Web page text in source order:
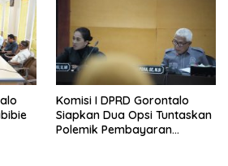
Komisi I DPRD Gorontalo
Siapkan Dua Opsi Tuntaskan
Polemik Pembayaran